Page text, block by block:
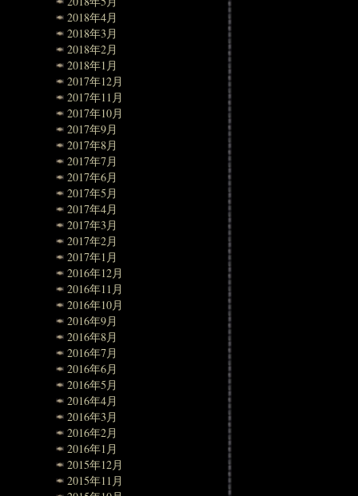
2018年4月
2018年3月
2018年2月
2018年1月
2017年12月
2017年11月
2017年10月
2017年9月
2017年8月
2017年7月
2017年6月
2017年5月
2017年4月
2017年3月
2017年2月
2017年1月
2016年12月
2016年11月
2016年10月
2016年9月
2016年8月
2016年7月
2016年6月
2016年5月
2016年4月
2016年3月
2016年2月
2016年1月
2015年12月
2015年11月